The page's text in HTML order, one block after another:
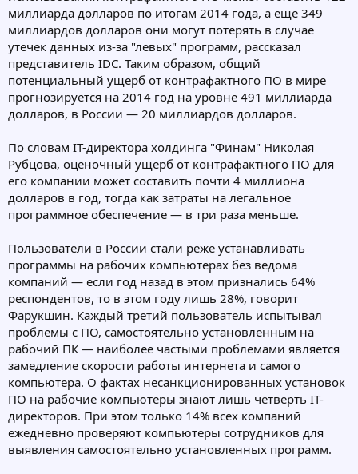
миллиарда долларов по итогам 2014 года, а еще 349
миллиардов долларов они могут потерять в случае
утечек данных из-за "левых" программ, рассказал
представитель IDC. Таким образом, общий
потенциальный ущерб от контрафактного ПО в мире
прогнозируется на 2014 год на уровне 491 миллиарда
долларов, в России — 20 миллиардов долларов.
По словам IT-директора холдинга "Финам" Николая
Рубцова, оценочный ущерб от контрафактного ПО для
его компании может составить почти 4 миллиона
долларов в год, тогда как затраты на легальное
программное обеспечение — в три раза меньше.
Пользователи в России стали реже устанавливать
программы на рабочих компьютерах без ведома
компаний — если год назад в этом признались 64%
респондентов, то в этом году лишь 28%, говорит
Фарукшин. Каждый третий пользователь испытывал
проблемы с ПО, самостоятельно установленным на
рабочий ПК — наиболее частыми проблемами является
замедление скорости работы интернета и самого
компьютера. О фактах несанкционированных установок
ПО на рабочие компьютеры знают лишь четверть IT-
директоров. При этом только 14% всех компаний
ежедневно проверяют компьютеры сотрудников для
выявления самостоятельно установленных программ.